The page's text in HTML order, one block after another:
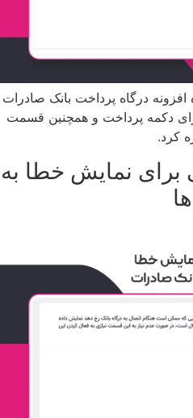
افزونه درگاه پرداخت بانک صادرات
دکمه پرداخت و همچنین قسمت
کرد.
برای نمایش خطا به